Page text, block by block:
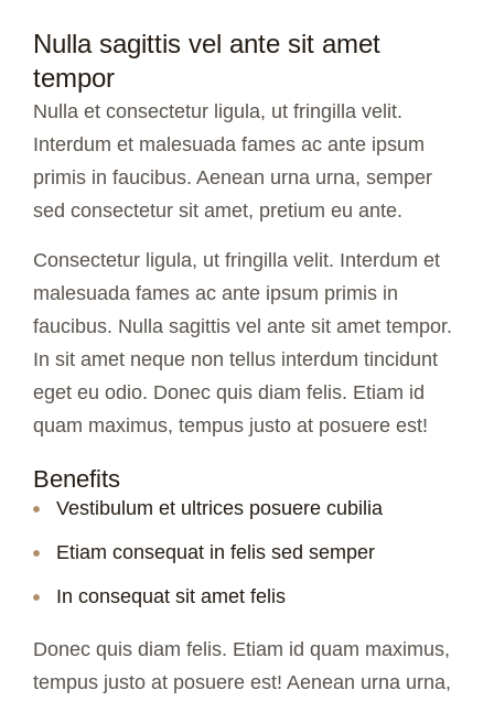
Nulla sagittis vel ante sit amet
tempor
Nulla et consectetur ligula, ut fringilla velit.
Interdum et malesuada fames ac ante ipsum
primis in faucibus. Aenean urna urna, semper
sed consectetur sit amet, pretium eu ante.
Consectetur ligula, ut fringilla velit. Interdum et
malesuada fames ac ante ipsum primis in
faucibus. Nulla sagittis vel ante sit amet tempor.
In sit amet neque non tellus interdum tincidunt
eget eu odio. Donec quis diam felis. Etiam id
quam maximus, tempus justo at posuere est!
Benefits
Vestibulum et ultrices posuere cubilia
Etiam consequat in felis sed semper
In consequat sit amet felis
Donec quis diam felis. Etiam id quam maximus,
tempus justo at posuere est! Aenean urna urna,